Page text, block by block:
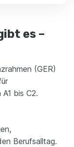
es –
(GER)
bis C2.
Berufsalltag.